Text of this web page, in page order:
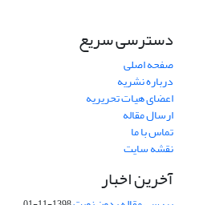
دسترسی سریع
صفحه اصلی
درباره نشریه
اعضای هیات تحریریه
ارسال مقاله
تماس با ما
نقشه سایت
آخرین اخبار